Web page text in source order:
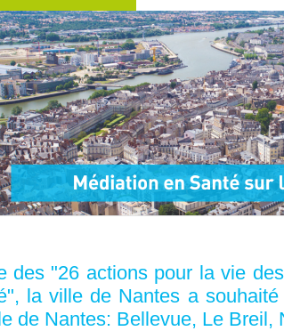
des "26 actions pour la vie
la ville de Nantes a
de Nantes: Bellevue, Le Breil,